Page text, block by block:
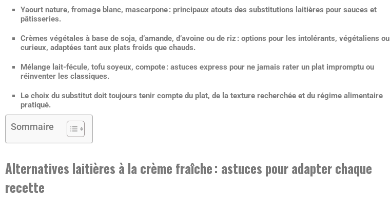
Yaourt nature, fromage blanc, mascarpone: principaux atouts des substitutions laitières pour sauces et
pâtisseries.
Crèmes végétales à base de soja, d’amande, d’avoine ou de riz : options pour les intolérants, végétaliens ou
curieux, adaptées tant aux plats froids que chauds.
Mélange lait-fécule, tofu soyeux, compote: astuces express pour ne jamais rater un plat impromptu ou
réinventer les classiques.
Le choix du substitut doit toujours tenir compte du plat, de la texture recherchée et du régime alimentaire
pratiqué.
Sommaire
Alternatives laitières à la crème fraîche : astuces pour adapter chaque
recette